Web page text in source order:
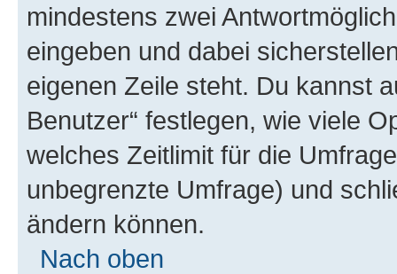
mindestens zwei
eingeben und dabei
eigenen Zeile steht. Du kannst
Benutzer“ festlegen, wie viele
welches Zeitlimit für die
unbegrenzte Umfrage) und
ändern können.
Nach oben